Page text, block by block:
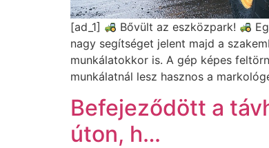
[ad_1] Bővült az eszközpark!
nagy segítséget jelent majd a
munkálatokkor is. A gép képes
munkálatnál lesz hasznos a
Befejeződött a
úton, h…